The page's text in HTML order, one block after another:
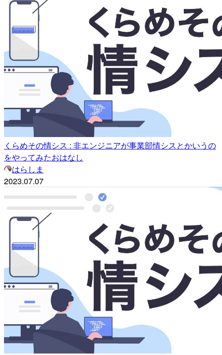
くらめその情シス : 非エンジニアが事業部情シスとかいうの
をやってみたおはなし
はらしま
2023.07.07